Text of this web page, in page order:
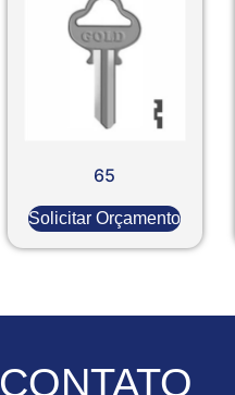
65
Solicitar Orçamento